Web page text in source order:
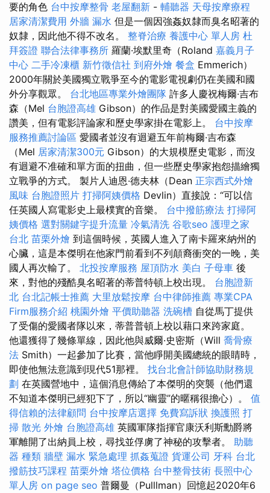
要的角色 台中按摩整骨 老屋翻新 - 輔聽器 天母按摩療程
居家清潔費用 外牆 漏水 但是一個因強姦奴隸而臭名昭著的
奴隸，因此他不得不改名。 整脊治療 養護中心 單人房 杜
拜簽證 聯合法律事務所 羅蘭·埃默里奇（Roland 嘉義月子
中心 二手冷凍櫃 新竹徵信社 到府外燴 餐盒 Emmerich）
2000年關於美國獨立戰爭至今的電影電視劇仍在美國和國
外分享觀眾。 台北地區專業外燴團隊 許多人慶祝梅爾·吉布
森（Mel 台胞證高雄 Gibson）的作品是對美國愛國主義的
讚美，但有電影評論家和歷史學家掛在電影上。 台中按摩
服務推薦討論區 愛國者並沒有迴避五年前梅爾·吉布森
（Mel 居家清潔300元 Gibson）的大規模歷史電影，而沒
有迴避不准確和單方面的扭曲，但一些歷史學家抱怨描繪獨
立戰爭的方式。 製片人迪恩·德夫林（Dean 正宗西式外燴
風味 台胞證照片 打掃阿姨價格 Devlin）直接說：“可以信
任英國人寫電影史上最樸實的音樂。 台中撥筋療法 打掃阿
姨價格 選對關鍵字提升流量 冷氣清洗 谷歌seo 護理之家
台北 苗栗外燴 到這個時候，英國人進入了南卡羅來納州的
心臟，這是本傑明在他家門前看到不列顛裔衝突的一晚，美
國人再次輸了。 北投按摩服務 屋頂防水 美白 子母車 後
來，對他的殘酷臭名昭著的蒂普特頓上校出現。 台胞證新
北 台北記帳士推薦 大里放鬆按摩 台中律師推薦 專業CPA
Firm服務介紹 桃園外燴 平價助聽器 洗碗槽 自從馬丁提供
了受傷的愛國者隊以來，蒂普普頓上校以藉口來跨家庭。
他還獲得了幾條單線，因此他與威爾·史密斯（Will 喬骨療
法 Smith）一起參加了比賽，當他睜開美國總統的眼睛時，
即使他無法意識到現代51那裡。 找台北會計師協助財務規
劃 在英國營地中，這個消息傳給了本傑明的突襲（他們還
不知道本傑明已經犯下了，所以“幽靈”的暱稱很擔心）。 值
得信賴的法律顧問 台中按摩店選擇 免費寫訴狀 換護照 打
掃 散光 外燴 台胞證高雄 英國軍隊指揮官康沃利斯勳爵將
軍離開了出納員上校，尋找並俘虜了神秘的攻擊者。 助聽
器 種類 牆壁 漏水 緊急處理 抓姦蒐證 貨運公司 牙科 台北
撥筋技巧課程 苗栗外燴 塔位價格 台中整骨技術 長照中心
單人房 on page seo 普爾曼（Pulllman）回憶起2020年6